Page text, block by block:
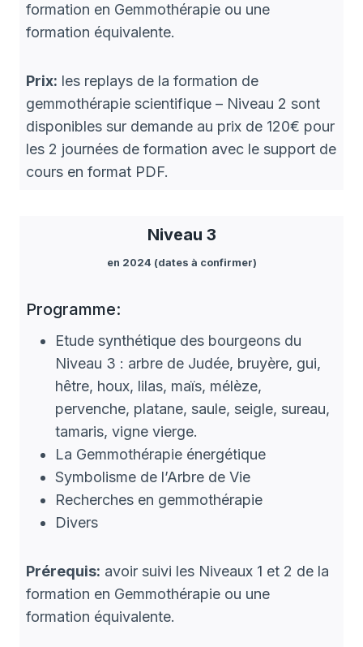
formation en Gemmothérapie ou une
formation équivalente.
Prix: les replays de la formation de
gemmothérapie scientifique – Niveau 2 sont
disponibles sur demande au prix de 120€ pour
les 2 journées de formation avec le support de
cours en format PDF.
Niveau 3
en 2024 (dates à confirmer)
Programme:
Etude synthétique des bourgeons du
Niveau 3 : arbre de Judée, bruyère, gui,
hêtre, houx, lilas, maïs, mélèze,
pervenche, platane, saule, seigle, sureau,
tamaris, vigne vierge.
La Gemmothérapie énergétique
Symbolisme de l’Arbre de Vie
Recherches en gemmothérapie
Divers
Prérequis: avoir suivi les Niveaux 1 et 2 de la
formation en Gemmothérapie ou une
formation équivalente.